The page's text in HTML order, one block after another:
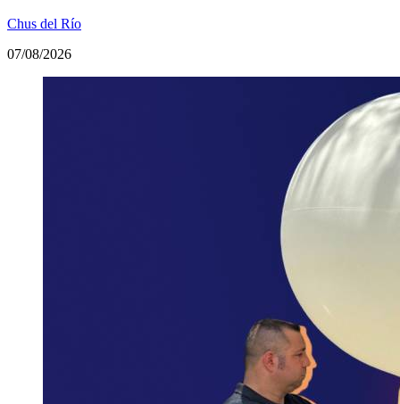
Chus del Río
07/08/2026